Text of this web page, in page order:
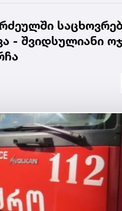
- შვიდსულიანი